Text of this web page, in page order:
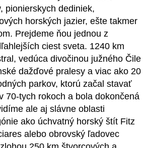
pionierskych dediniek,
horských jazier, ešte takmer
Prejdeme ňou jednou z
ciest sveta. 1240 km
vedúca divočinou južného Čile
dažďové pralesy a viac ako 20
parkov, ktorú začal stavať
70-tych rokoch a bola dokončená
ale aj slávne oblasti
ako úchvatný horský štít Fitz
alebo obrovský ľadovec